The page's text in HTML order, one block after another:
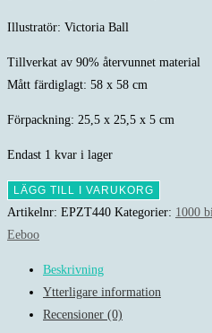
Illustratör: Victoria Ball
Tillverkat av 90% återvunnet material
Mått färdiglagt: 58 x 58 cm
Förpackning: 25,5 x 25,5 x 5 cm
Endast 1 kvar i lager
Eeboo
-
English
LÄGG TILL I VARUKORG
Artikelnr: EPZT440 Kategorier: 1000
Eeboo
Beskrivning
Ytterligare information
Recensioner (0)